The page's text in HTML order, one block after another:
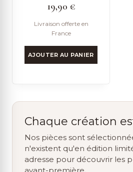
19,90 €
Livraison offerte en
France
AJOUTER AU PANIER
Chaque création
Nos pièces sont
n'existent qu'en édition
adresse pour découvrir les